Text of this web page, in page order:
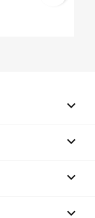



keyboard_arrow_down